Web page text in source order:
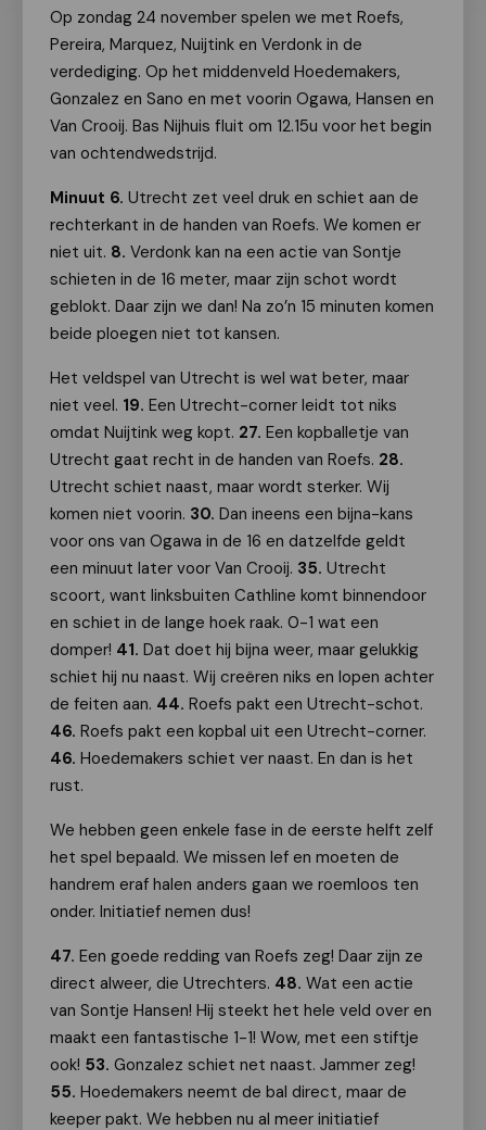
Op zondag 24 november spelen we met Roefs,
Pereira, Marquez, Nuijtink en Verdonk in de
verdediging. Op het middenveld Hoedemakers,
Gonzalez en Sano en met voorin Ogawa, Hansen en
Van Crooij. Bas Nijhuis fluit om 12.15u voor het begin
van ochtendwedstrijd.
Minuut 6. Utrecht zet veel druk en schiet aan de
rechterkant in de handen van Roefs. We komen er
niet uit. 8. Verdonk kan na een actie van Sontje
schieten in de 16 meter, maar zijn schot wordt
geblokt. Daar zijn we dan! Na zo’n 15 minuten komen
beide ploegen niet tot kansen.
Het veldspel van Utrecht is wel wat beter, maar
niet veel. 19. Een Utrecht-corner leidt tot niks
omdat Nuijtink weg kopt. 27. Een kopballetje van
Utrecht gaat recht in de handen van Roefs. 28.
Utrecht schiet naast, maar wordt sterker. Wij
komen niet voorin. 30. Dan ineens een bijna-kans
voor ons van Ogawa in de 16 en datzelfde geldt
een minuut later voor Van Crooij. 35. Utrecht
scoort, want linksbuiten Cathline komt binnendoor
en schiet in de lange hoek raak. 0-1 wat een
domper! 41. Dat doet hij bijna weer, maar gelukkig
schiet hij nu naast. Wij creëren niks en lopen achter
de feiten aan. 44. Roefs pakt een Utrecht-schot.
46. Roefs pakt een kopbal uit een Utrecht-corner.
46. Hoedemakers schiet ver naast. En dan is het
rust.
We hebben geen enkele fase in de eerste helft zelf
het spel bepaald. We missen lef en moeten de
handrem eraf halen anders gaan we roemloos ten
onder. Initiatief nemen dus!
47. Een goede redding van Roefs zeg! Daar zijn ze
direct alweer, die Utrechters. 48. Wat een actie
van Sontje Hansen! Hij steekt het hele veld over en
maakt een fantastische 1-1! Wow, met een stiftje
ook! 53. Gonzalez schiet net naast. Jammer zeg!
55. Hoedemakers neemt de bal direct, maar de
keeper pakt. We hebben nu al meer initiatief